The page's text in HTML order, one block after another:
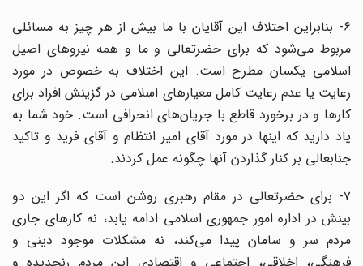
۶- بنابراین اختلاف این آقایان با ما بیش از هر چیز به مسائلی
مربوط می‌شود که برای حضرتعالی و ما و همه نیروهای اصیل
اسلامی یکسان مطرح است. این اختلاف به خصوص در مورد
رعایت یا عدم رعایت کامل معیارهای اسلامی در گزینش افراد برای
کار‌ها و در برخورد قاطع با جریان‌های انحرافی است. خود شما به
یاد دارید که اینها در مورد آقای امیر انتظام و آقای فرید و تاکید
جنابعالی بر کنار گذاردن آنها چگونه عمل کردند.
۷- برای حضرتعالی در مقام رهبری روشن است که اگر این دو
بینش در اداره امور جمهوری اسلامی ادامه یابد، نه کارهای جاری
مردم سر و سامان پیدا می‌کند، نه مشکلات موجود دینی و